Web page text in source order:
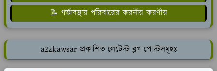
📝 গর্ভাবস্থায় পরিবারের করনীয় করণীয়
a2zkawsar প্রকাশিত লেটেস্ট ব্লগ পোস্টসমূহঃ